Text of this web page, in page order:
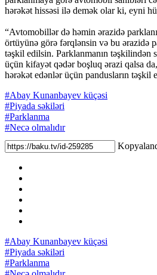
hərəkət hissəsi ilə demək olar ki, eyni
“Avtomobillər də həmin ərazidə
örtüyünə görə fərqlənsin və bu ərazidə
təşkil edilsin. Parklanmanın təşkilindən
üçün kifayət qədər boşluq ərazi qalsa
hərəkət edənlər üçün pandusların təşkil
#Abay Kunanbayev küçəsi
#Piyada səkiləri
#Parklanma
#Necə olmalıdır
#Abay Kunanbayev küçəsi
#Piyada səkiləri
#Parklanma